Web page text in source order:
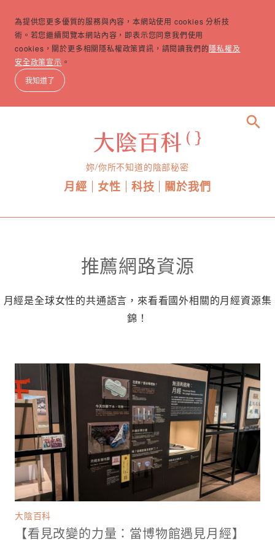
為提供您更多優質的服務與內容，本網站使用 cookies 分析技
術。若您繼續閱覽本網站內容，即表示您同意我們使用
cookies，關於更多相關隱私權政策資訊，請閱讀我們的隱私權及
安全政策宣示 。
我知道了
妳/你所不知道的陰部秘密
月經 女性 科技 關於我們
search
推薦網路資源
月經是全球女性的共通語言，來看看國外相關的月經資源集
錦！
大陰百科
【看見改變的力量：當博物館遇見月經】